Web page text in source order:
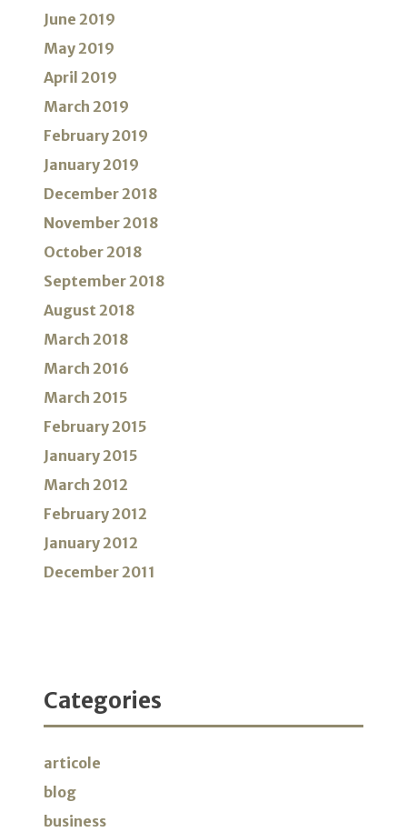
June 2019
May 2019
April 2019
March 2019
February 2019
January 2019
December 2018
November 2018
October 2018
September 2018
August 2018
March 2018
March 2016
March 2015
February 2015
January 2015
March 2012
February 2012
January 2012
December 2011
Categories
articole
blog
business